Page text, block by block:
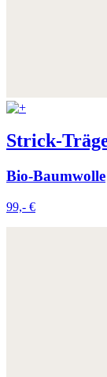
Strick-
Bio-Baumwolle
99,- €